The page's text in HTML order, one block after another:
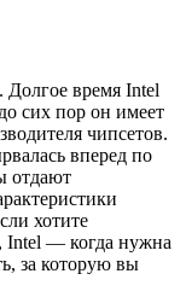
время Intel
сих пор он имеет
чипсетов.
вперед по
отдают
хотите
Intel — когда нужна
за которую вы